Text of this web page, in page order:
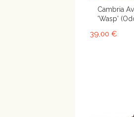
Cambria
'Wasp'
39,00 €